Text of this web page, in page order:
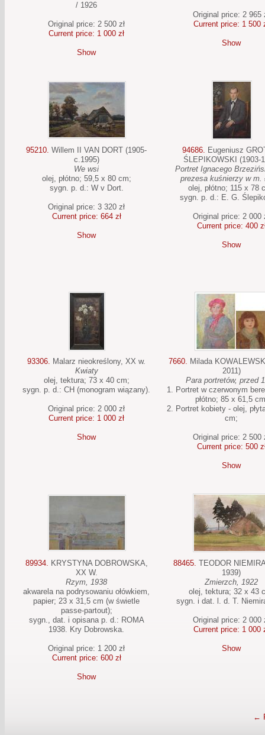
/ 1926
Original price: 2 500 zł
Current price: 1 000 zł
Show
Original price: 2 965
Current price: 1 500
Show
95210. Willem II VAN DORT (1905-
c.1995)
We wsi
olej, płótno; 59,5 x 80 cm;
sygn. p. d.: W v Dort.
Original price: 3 320 zł
Current price: 664 zł
Show
94686. Eugeniusz
ŚLEPIKOWSKI (1903-
Portret Ignacego
prezesa kuśnierzy w m.
olej, płótno; 115 x 78
sygn. p. d.: E. G.
Original price: 2 000
Current price: 400
Show
93306. Malarz nieokreślony, XX w.
Kwiaty
olej, tektura; 73 x 40 cm;
sygn. p. d.: CH (monogram wiązany).
Original price: 2 000 zł
Current price: 1 000 zł
Show
7660. Milada
2011)
Para portretów, przed
1. Portret w czerwonym
płótno; 85 x 61,5
2. Portret kobiety - olej,
cm;
Original price: 2 500
Current price: 500
Show
89934. KRYSTYNA DOBROWSKA,
XX W.
Rzym, 1938
akwarela na podrysowaniu ołówkiem,
papier; 23 x 31,5 cm (w świetle
passe-partout);
sygn., dat. i opisana p. d.: ROMA
1938. Kry Dobrowska.
Original price: 1 200 zł
Current price: 600 zł
Show
88465. TEODOR
1939)
Zmierzch, 1922
olej, tektura; 32 x 43
sygn. i dat. l. d. T.
Original price: 2 000
Current price: 1 000
Show
←